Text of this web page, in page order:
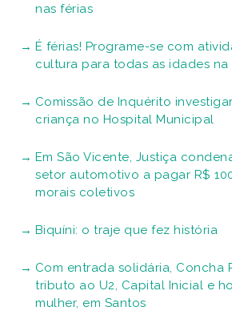
nas férias
É férias! Programe-se com
cultura para todas as idades na
Comissão de Inquérito
criança no Hospital Municipal
Em São Vicente, Justiça
setor automotivo a pagar R$
morais coletivos
Biquíni: o traje que fez história
Com entrada solidária, Concha
tributo ao U2, Capital Inicial e
mulher, em Santos